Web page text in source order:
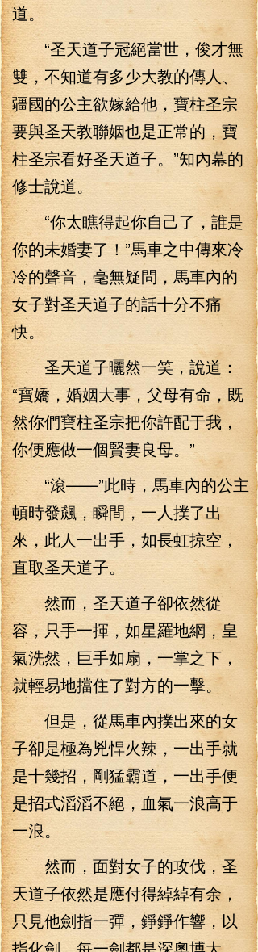
道。
“圣天道子冠絕當世，俊才無
雙，不知道有多少大教的傳人、
疆國的公主欲嫁給他，寶柱圣宗
要與圣天教聯姻也是正常的，寶
柱圣宗看好圣天道子。”知內幕的
修士說道。
“你太瞧得起你自己了，誰是
你的未婚妻了！”馬車之中傳來冷
冷的聲音，毫無疑問，馬車內的
女子對圣天道子的話十分不痛
快。
圣天道子曬然一笑，說道：
“寶嬌，婚姻大事，父母有命，既
然你們寶柱圣宗把你許配于我，
你便應做一個賢妻良母。”
“滾——”此時，馬車內的公主
頓時發飆，瞬間，一人撲了出
來，此人一出手，如長虹掠空，
直取圣天道子。
然而，圣天道子卻依然從
容，只手一揮，如星羅地網，皇
氣洗然，巨手如扇，一掌之下，
就輕易地擋住了對方的一擊。
但是，從馬車內撲出來的女
子卻是極為兇悍火辣，一出手就
是十幾招，剛猛霸道，一出手便
是招式滔滔不絕，血氣一浪高于
一浪。
然而，面對女子的攻伐，圣
天道子依然是應付得綽綽有余，
只見他劍指一彈，錚錚作響，以